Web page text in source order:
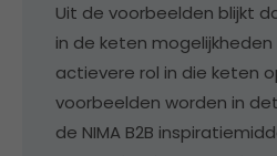
Uit de voorbeelden blijkt
in de keten
actievere rol in die keten
voorbeelden worden in
de NIMA B2B